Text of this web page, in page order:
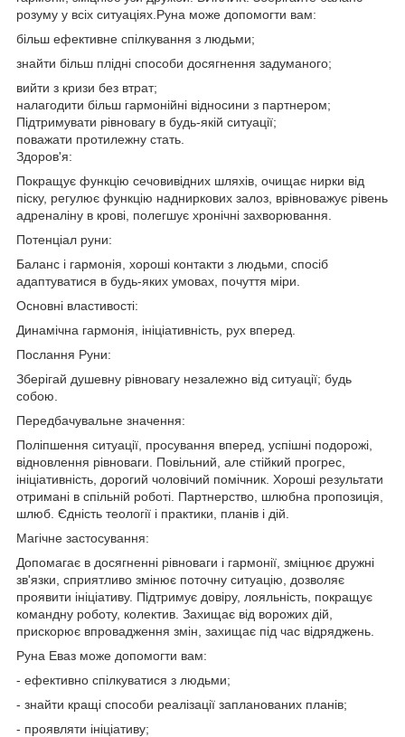
розуму у всіх ситуаціях.Рунa може допомогти вам:
більш ефективне спілкування з людьми;
знайти більш плідні способи досягнення задуманого;
вийти з кризи без втрат;
налагодити більш гармонійні відносини з партнером;
Підтримувати рівновагу в будь-якій ситуації;
поважати протилежну стать.
Здоров'я:
Покращує функцію сечовивідних шляхів, очищає нирки від
піску, регулює функцію надниркових залоз, врівноважує рівень
адреналіну в крові, полегшує хронічні захворювання.
Потенціал руни:
Баланс і гармонія, хороші контакти з людьми, спосіб
адаптуватися в будь-яких умовах, почуття міри.
Основні властивості:
Динамічна гармонія, ініціативність, рух вперед.
Послання Руни:
Зберігай душевну рівновагу незалежно від ситуації; будь
собою.
Передбачувальне значення:
Поліпшення ситуації, просування вперед, успішні подорожі,
відновлення рівноваги. Повільний, але стійкий прогрес,
ініціативність, дорогий чоловічий помічник. Хороші результати
отримані в спільній роботі. Партнерство, шлюбна пропозиція,
шлюб. Єдність теології і практики, планів і дій.
Магічне застосування:
Допомагає в досягненні рівноваги і гармонії, зміцнює дружні
зв'язки, сприятливо змінює поточну ситуацію, дозволяє
проявити ініціативу. Підтримує довіру, лояльність, покращує
командну роботу, колектив. Захищає від ворожих дій,
прискорює впровадження змін, захищає під час відряджень.
Руна Еваз може допомогти вам:
- ефективно спілкуватися з людьми;
- знайти кращі способи реалізації запланованих планів;
- проявляти ініціативу;